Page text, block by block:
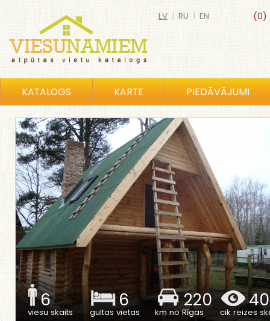
(0)
LV | RU | EN
KATALOGS KARTE PIEDĀVĀJUMI
6
viesu skaits
6
gultas vietas
220
km no Rīgas cik reizes